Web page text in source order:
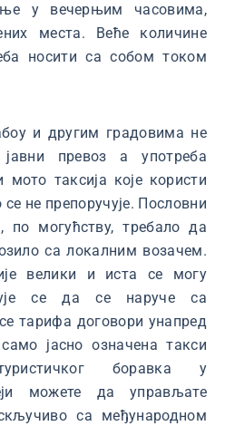
у вечерњим часовима,
места. Веће количине
носити са собом током
и другим градовима не
јавни превоз а употреба
мото таксија које користи
не препоручује. Пословни
могућству, требало да
са локалним возачем.
велики и иста се могу
се да се наруче са
тарифа договори унапред
јасно означена такси
боравка у
можете да управљате
са међународном